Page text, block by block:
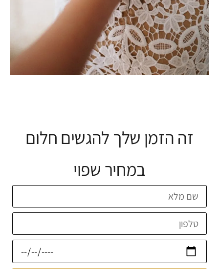
זה הזמן שלך להגשים חלום
במחיר שפוי